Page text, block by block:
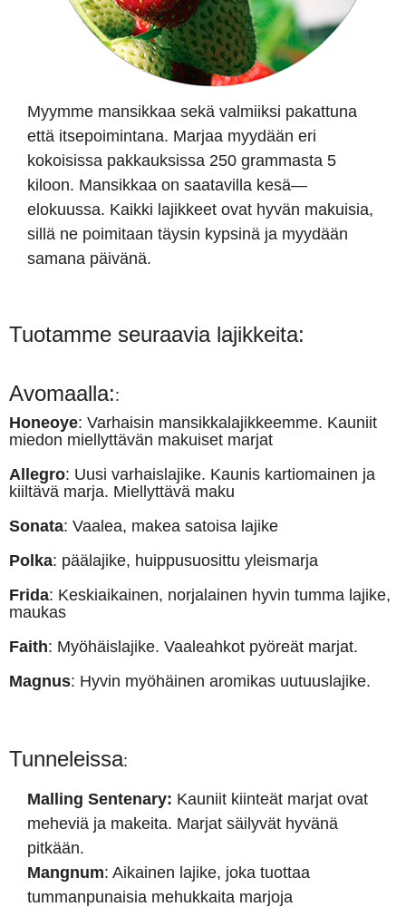
Myymme mansikkaa sekä valmiiksi pakattuna
että itsepoimintana. Marjaa myydään eri
kokoisissa pakkauksissa 250 grammasta 5
kiloon. Mansikkaa on saatavilla kesä—
elokuussa. Kaikki lajikkeet ovat hyvän makuisia,
sillä ne poimitaan täysin kypsinä ja myydään
samana päivänä.
Tuotamme seuraavia lajikkeita:
Avomaalla::
Honeoye: Varhaisin mansikkalajikkeemme. Kauniit
miedon miellyttävän makuiset marjat
Allegro: Uusi varhaislajike. Kaunis kartiomainen ja
kiiltävä marja. Miellyttävä maku
Sonata: Vaalea, makea satoisa lajike
Polka: päälajike, huippusuosittu yleismarja
Frida: Keskiaikainen, norjalainen hyvin tumma lajike,
maukas
Faith: Myöhäislajike. Vaaleahkot pyöreät marjat.
Magnus: Hyvin myöhäinen aromikas uutuuslajike.
Tunneleissa:
Malling Sentenary: Kauniit kiinteät marjat ovat
meheviä ja makeita. Marjat säilyvät hyvänä
pitkään.
Mangnum: Aikainen lajike, joka tuottaa
tummanpunaisia mehukkaita marjoja